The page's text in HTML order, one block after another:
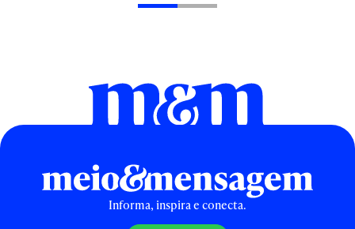
Informa, inspira e conecta.